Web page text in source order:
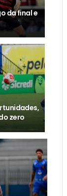
da final e
zero